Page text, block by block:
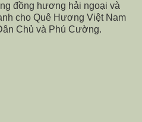
đồng hương hải ngoại và
cho Quê Hương Việt Nam
Chủ và Phú Cường.